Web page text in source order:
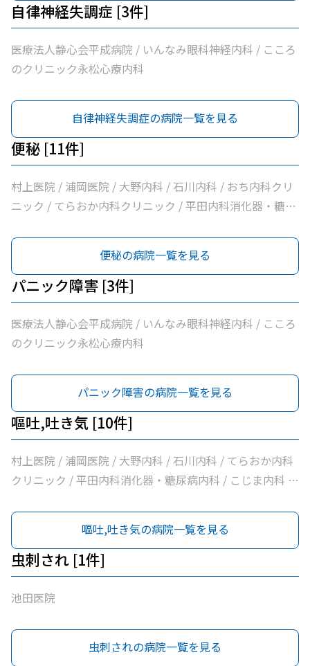
自律神経失調症 [3件]
医療法人静心会平成病院 / いんなみ眼科神経内科 / こころ
のクリニック永松心療内科
自律神経失調症の病院一覧を見る
便秘 [11件]
村上医院 / 浦岡医院 / 大野内科 / 石川内科 / おち内科クリ
ニック / てらおか内科クリニック / 平田内科消化器・糖尿
めおか内科 / 社会医療法人北斗会大洲中央病院
便秘の病院一覧を見る
パニック障害 [3件]
医療法人静心会平成病院 / いんなみ眼科神経内科 / こころ
のクリニック永松心療内科
パニック障害の病院一覧を見る
嘔吐,吐き気 [10件]
村上医院 / 浦岡医院 / 大野内科 / 石川内科 / てらおか内科
クリニック / 平田内科消化器・糖尿病内科 / こじま内科 /
法人北斗会大洲中央病院
嘔吐,吐き気の病院一覧を見る
虫刺され [1件]
池田医院
虫刺されの病院一覧を見る